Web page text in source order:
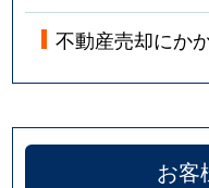
不動産売却にか
お客